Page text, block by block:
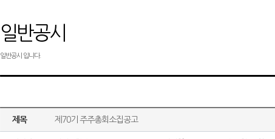
일반공시
일반공시 입니다.
제목 제70기 주주총회소집공고